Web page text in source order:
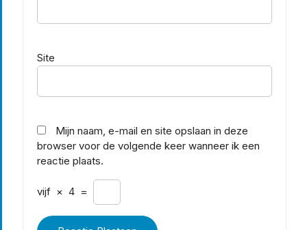
Site
Mijn naam, e-mail en site opslaan in deze
browser voor de volgende keer wanneer ik een
reactie plaats.
vijf × 4 =